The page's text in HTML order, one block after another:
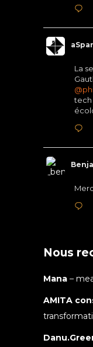
La
tech
Nous
Mana –
AMITA